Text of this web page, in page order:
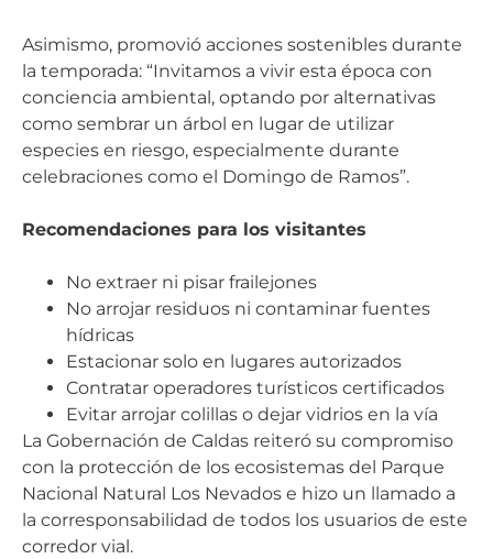
Asimismo, promovió acciones sostenibles durante
la temporada: “Invitamos a vivir esta época con
conciencia ambiental, optando por alternativas
como sembrar un árbol en lugar de utilizar
especies en riesgo, especialmente durante
celebraciones como el Domingo de Ramos”.
Recomendaciones para los visitantes
No extraer ni pisar frailejones
No arrojar residuos ni contaminar fuentes
hídricas
Estacionar solo en lugares autorizados
Contratar operadores turísticos certificados
Evitar arrojar colillas o dejar vidrios en la vía
La Gobernación de Caldas reiteró su compromiso
con la protección de los ecosistemas del Parque
Nacional Natural Los Nevados e hizo un llamado a
la corresponsabilidad de todos los usuarios de este
corredor vial.